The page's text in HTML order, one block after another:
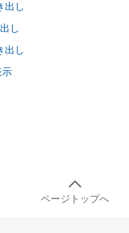
出し
し
出し
示
ページトップへ